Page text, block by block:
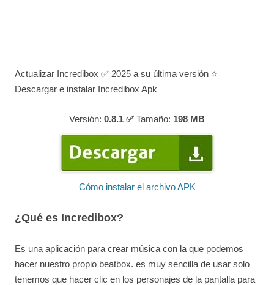
Actualizar Incredibox ✅ 2025 a su última versión ⭐
Descargar e instalar Incredibox Apk
Versión: 0.8.1 ✅ Tamaño: 198 MB
Cómo instalar el archivo APK
¿Qué es Incredibox?
Es una aplicación para crear música con la que podemos
hacer nuestro propio beatbox. es muy sencilla de usar solo
tenemos que hacer clic en los personajes de la pantalla para